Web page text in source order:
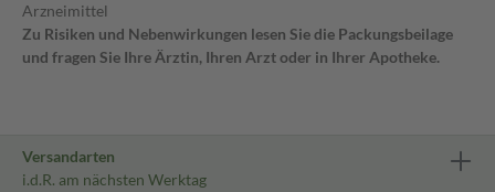
Arzneimittel
Zu Risiken und Nebenwirkungen lesen Sie die Packungsbeilage
und fragen Sie Ihre Ärztin, Ihren Arzt oder in Ihrer Apotheke.
Versandarten
i.d.R. am nächsten Werktag